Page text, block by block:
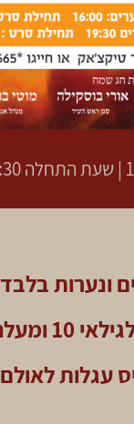
ונערות בלבד
ומעלה
עגלות לאולם